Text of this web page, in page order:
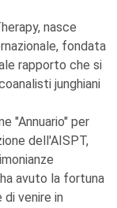
nasce
fondata
rapporto che si
junghiani
"Annuario" per
dell'AISPT,
avuto la fortuna
venire in